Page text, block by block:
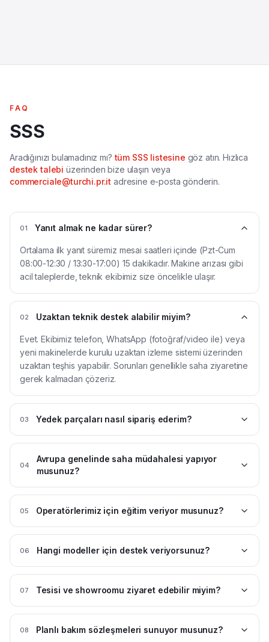
FAQ
SSS
Aradığınızı bulamadınız mı?tüm SSS listesine göz atın. Hızlıca
destek talebi üzerinden bize ulaşın veya
commerciale@turchi.pr.it adresine e-posta gönderin.
01 Yanıt almak ne kadar sürer?
Ortalama ilk yanıt süremiz mesai saatleri içinde (Pzt-Cum
08:00-12:30 / 13:30-17:00) 15 dakikadır. Makine arızası gibi
acil taleplerde, teknik ekibimiz size öncelikle ulaşır.
02 Uzaktan teknik destek alabilir miyim?
Evet. Ekibimiz telefon, WhatsApp (fotoğraf/video ile) veya
yeni makinelerde kurulu uzaktan izleme sistemi üzerinden
uzaktan teşhis yapabilir. Sorunları genellikle saha ziyaretine
gerek kalmadan çözeriz.
03 Yedek parçaları nasıl sipariş ederim?
04
Avrupa genelinde saha müdahalesi yapıyor
musunuz?
05 Operatörlerimiz için eğitim veriyor musunuz?
06 Hangi modeller için destek veriyorsunuz?
07 Tesisi ve showroomu ziyaret edebilir miyim?
08 Planlı bakım sözleşmeleri sunuyor musunuz?